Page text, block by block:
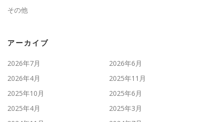
その他
アーカイブ
2026年7月
2026年6月
2026年4月
2025年11月
2025年10月
2025年6月
2025年4月
2025年3月